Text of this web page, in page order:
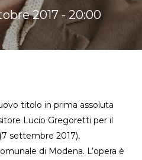
2017 - 20:00
titolo in prima assoluta
Lucio Gregoretti per il
settembre 2017),
di Modena. L’opera è